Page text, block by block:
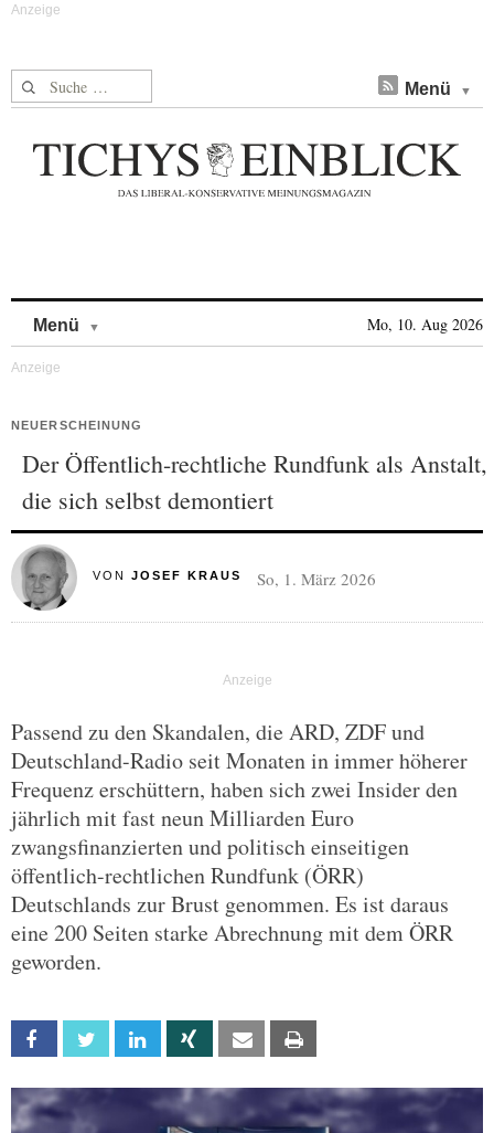
Suche nach: Menü
Menü Mo, 10. Aug 2026
NEUERSCHEINUNG
Der Öffentlich-rechtliche Rundfunk als Anstalt,
die sich selbst demontiert
VON JOSEF KRAUS So, 1. März 2026
Passend zu den Skandalen, die ARD, ZDF und
Deutschland-Radio seit Monaten in immer höherer
Frequenz erschüttern, haben sich zwei Insider den
jährlich mit fast neun Milliarden Euro
zwangsfinanzierten und politisch einseitigen
öffentlich-rechtlichen Rundfunk (ÖRR)
Deutschlands zur Brust genommen. Es ist daraus
eine 200 Seiten starke Abrechnung mit dem ÖRR
geworden.
Facebook Twitter Linkedin Xing Email